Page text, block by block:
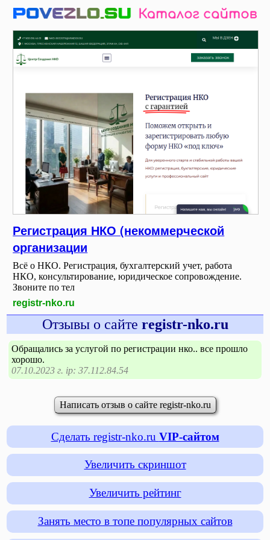
Регистрация НКО (некоммерческой
организации
Всё о НКО. Регистрация, бухгалтерский учет, работа
НКО, консультирование, юридическое сопровождение.
Звоните по тел
registr-nko.ru
Отзывы о сайте registr-nko.ru
Обращались за услугой по регистрации нко.. все прошло
хорошо.
07.10.2023 г. ip: 37.112.84.54
Написать отзыв о сайте registr-nko.ru
Сделать registr-nko.ru VIP-сайтом
Увеличить скриншот
Увеличить рейтинг
Занять место в топе популярных сайтов